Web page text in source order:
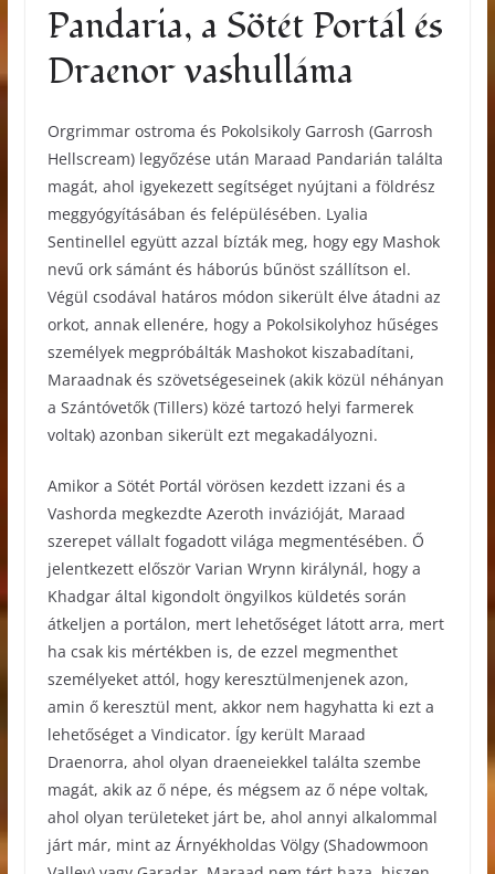
Pandaria, a Sötét Portál és
Draenor vashulláma
Orgrimmar ostroma és Pokolsikoly Garrosh (Garrosh
Hellscream) legyőzése után Maraad Pandarián találta
magát, ahol igyekezett segítséget nyújtani a földrész
meggyógyításában és felépülésében. Lyalia
Sentinellel együtt azzal bízták meg, hogy egy Mashok
nevű ork sámánt és háborús bűnöst szállítson el.
Végül csodával határos módon sikerült élve átadni az
orkot, annak ellenére, hogy a Pokolsikolyhoz hűséges
személyek megpróbálták Mashokot kiszabadítani,
Maraadnak és szövetségeseinek (akik közül néhányan
a Szántóvetők (Tillers) közé tartozó helyi farmerek
voltak) azonban sikerült ezt megakadályozni.
Amikor a Sötét Portál vörösen kezdett izzani és a
Vashorda megkezdte Azeroth invázióját, Maraad
szerepet vállalt fogadott világa megmentésében. Ő
jelentkezett először Varian Wrynn királynál, hogy a
Khadgar által kigondolt öngyilkos küldetés során
átkeljen a portálon, mert lehetőséget látott arra, mert
ha csak kis mértékben is, de ezzel megmenthet
személyeket attól, hogy keresztülmenjenek azon,
amin ő keresztül ment, akkor nem hagyhatta ki ezt a
lehetőséget a Vindicator. Így került Maraad
Draenorra, ahol olyan draeneiekkel találta szembe
magát, akik az ő népe, és mégsem az ő népe voltak,
ahol olyan területeket járt be, ahol annyi alkalommal
járt már, mint az Árnyékholdas Völgy (Shadowmoon